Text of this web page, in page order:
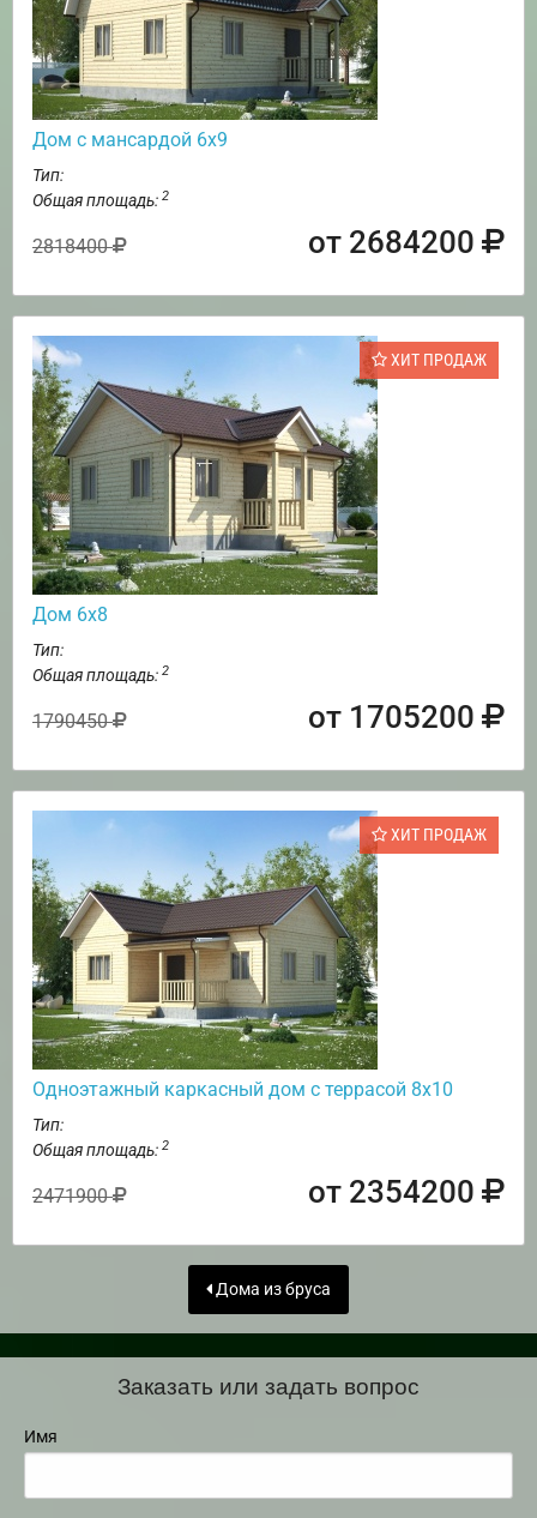
Дом с мансардой 6х9
Тип:
Общая площадь: 2
2818400 от 2684200
ХИТ ПРОДАЖ
Дом 6х8
Тип:
Общая площадь: 2
1790450 от 1705200
ХИТ ПРОДАЖ
Одноэтажный каркасный дом с террасой 8х10
Тип:
Общая площадь: 2
2471900 от 2354200
Дома из бруса
Заказать или задать вопрос
Имя